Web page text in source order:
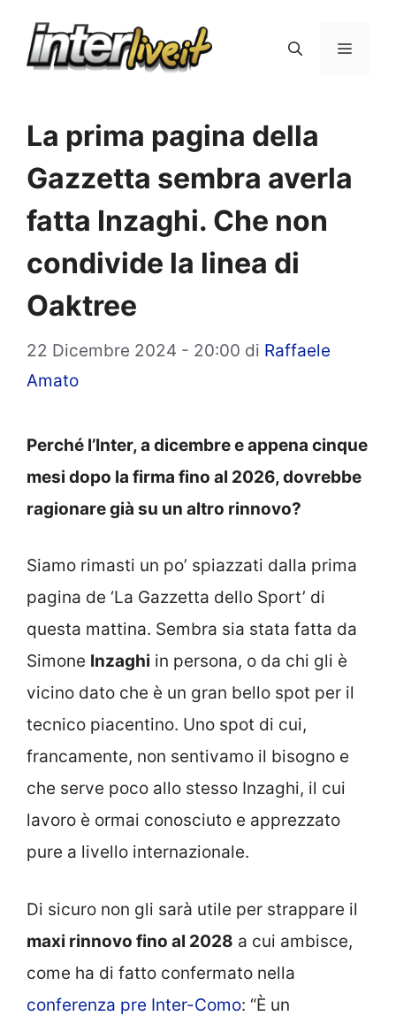
Menu
La prima pagina della
Gazzetta sembra averla
fatta Inzaghi. Che non
condivide la linea di
Oaktree
22 Dicembre 2024 - 20:00 di Raffaele
Amato
Perché l’Inter, a dicembre e appena cinque
mesi dopo la firma fino al 2026, dovrebbe
ragionare già su un altro rinnovo?
Siamo rimasti un po’ spiazzati dalla prima
pagina de ‘La Gazzetta dello Sport’ di
questa mattina. Sembra sia stata fatta da
Simone Inzaghi in persona, o da chi gli è
vicino dato che è un gran bello spot per il
tecnico piacentino. Uno spot di cui,
francamente, non sentivamo il bisogno e
che serve poco allo stesso Inzaghi, il cui
lavoro è ormai conosciuto e apprezzato
pure a livello internazionale.
Di sicuro non gli sarà utile per strappare il
maxi rinnovo fino al 2028 a cui ambisce,
come ha di fatto confermato nella
conferenza pre Inter-Como: “È un